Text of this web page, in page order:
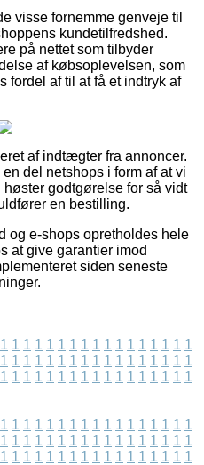
visse fornemme genveje til
kundetilfredshed.
på nettet som tilbyder
af købsoplevelsen, som
fordel af til at få et indtryk af
af indtægter fra annoncer.
del netshops i form af at vi
godtgørelse for så vidt
en bestilling.
og e-shops opretholdes hele
at give garantier imod
siden seneste
1 1 1 1 1 1 1 1 1 1 1 1 1 1 1 1 1
1 1 1 1 1 1 1 1 1 1 1 1 1 1 1 1 1
1 1 1 1 1 1 1 1 1 1 1 1 1 1 1 1 1
1 1 1 1 1 1 1 1 1 1 1 1 1 1 1 1 1
1 1 1 1 1 1 1 1 1 1 1 1 1 1 1 1 1
1 1 1 1 1 1 1 1 1 1 1 1 1 1 1 1 1